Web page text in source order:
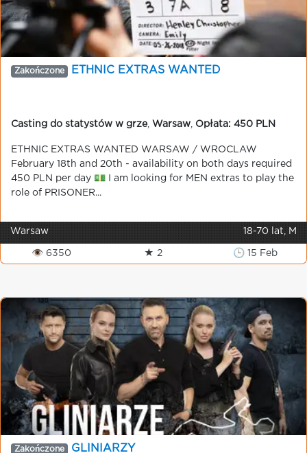
Zakończone ETHNIC EXTRAS WANTED
Casting do statystów w grze, Warsaw Opłata: 450 PLN
ETHNIC EXTRAS WANTED WARSAW / WROCLAW
February 18th and 20th - availability on both days required
450 PLN per day 💵 I am looking for MEN extras to play the
role of PRISONER...
Warsaw 18-70 lat, M
👁 6350 ★ 2 🕒 15 Feb
Zakończone GLINIARZY